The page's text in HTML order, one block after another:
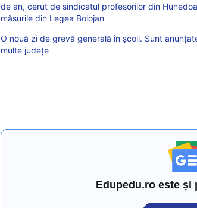
de an, cerut de sindicatul profesorilor din
măsurile din Legea Bolojan
O nouă zi de grevă generală în școli. Sunt
multe județe
Edupedu.ro este și